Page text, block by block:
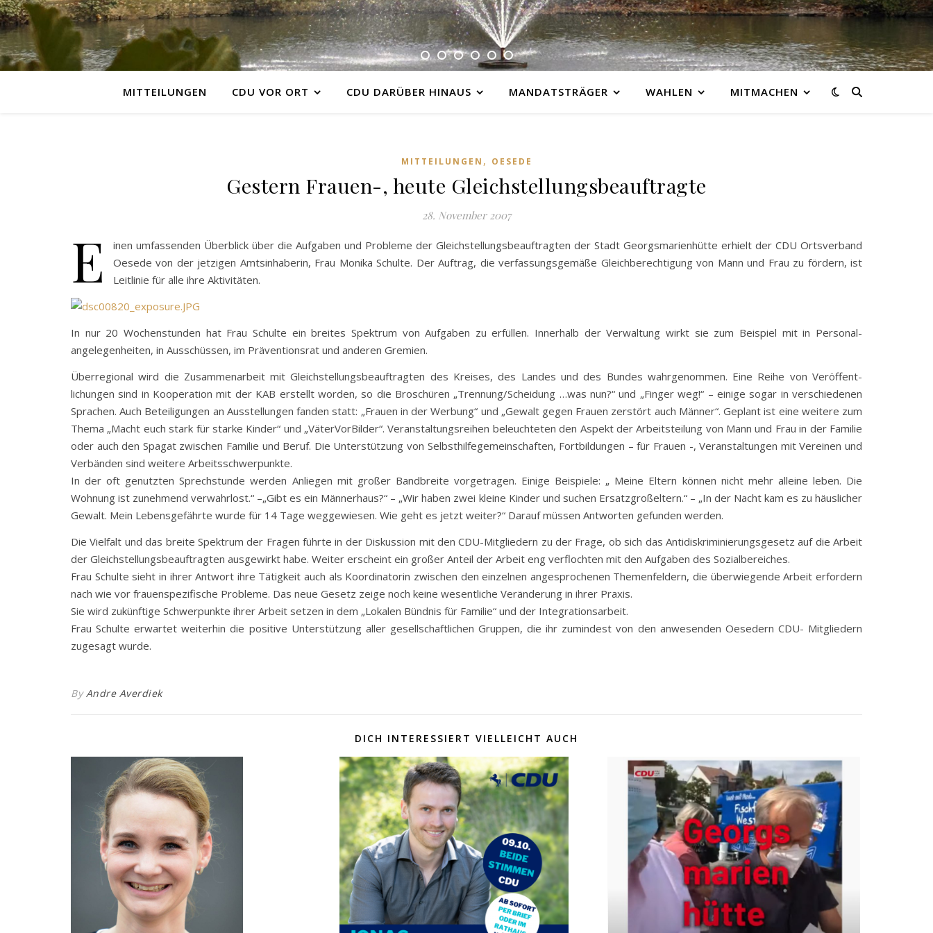
MITTEILUNGEN CDU VOR ORT CDU DARÜBER HINAUS MANDATSTRÄGER WAHLEN MITMACHEN
MITTEILUNGEN , OESEDE
Gestern Frauen-, heute Gleichstellungsbeauftragte
28. November 2007
E
inen umfassenden Überblick über die Aufgaben und Probleme der Gleichstellungsbeauftragten der Stadt Georgsmarienhütte erhielt der CDU Ortsverband
Oesede von der jetzigen Amtsinhaberin, Frau Monika Schulte. Der Auftrag, die verfassungsgemäße Gleichberechtigung von Mann und Frau zu fördern, ist
Leitlinie für alle ihre Aktivitäten.
In nur 20 Wochenstunden hat Frau Schulte ein breites Spektrum von Aufgaben zu erfüllen. Innerhalb der Verwaltung wirkt sie zum Beispiel mit in Personal-
angelegenheiten, in Ausschüssen, im Präventionsrat und anderen Gremien.
Überregional wird die Zusammenarbeit mit Gleichstellungsbeauftragten des Kreises, des Landes und des Bundes wahrgenommen. Eine Reihe von Veröffent-
lichungen sind in Kooperation mit der KAB erstellt worden, so die Broschüren „Trennung/Scheidung …was nun?“ und „Finger weg!“ – einige sogar in verschiedenen
Sprachen. Auch Beteiligungen an Ausstellungen fanden statt: „Frauen in der Werbung“ und „Gewalt gegen Frauen zerstört auch Männer“. Geplant ist eine weitere zum
Thema „Macht euch stark für starke Kinder“ und „VäterVorBilder“. Veranstaltungsreihen beleuchteten den Aspekt der Arbeitsteilung von Mann und Frau in der Familie
oder auch den Spagat zwischen Familie und Beruf. Die Unterstützung von Selbsthilfegemeinschaften, Fortbildungen – für Frauen -, Veranstaltungen mit Vereinen und
Verbänden sind weitere Arbeitsschwerpunkte.
In der oft genutzten Sprechstunde werden Anliegen mit großer Bandbreite vorgetragen. Einige Beispiele: „ Meine Eltern können nicht mehr alleine leben. Die
Wohnung ist zunehmend verwahrlost.“ –„Gibt es ein Männerhaus?“ – „Wir haben zwei kleine Kinder und suchen Ersatzgroßeltern.“ – „In der Nacht kam es zu häuslicher
Gewalt. Mein Lebensgefährte wurde für 14 Tage weggewiesen. Wie geht es jetzt weiter?“ Darauf müssen Antworten gefunden werden.
Die Vielfalt und das breite Spektrum der Fragen führte in der Diskussion mit den CDU-Mitgliedern zu der Frage, ob sich das Antidiskriminierungsgesetz auf die Arbeit
der Gleichstellungsbeauftragten ausgewirkt habe. Weiter erscheint ein großer Anteil der Arbeit eng verflochten mit den Aufgaben des Sozialbereiches.
Frau Schulte sieht in ihrer Antwort ihre Tätigkeit auch als Koordinatorin zwischen den einzelnen angesprochenen Themenfeldern, die überwiegende Arbeit erfordern
nach wie vor frauenspezifische Probleme. Das neue Gesetz zeige noch keine wesentliche Veränderung in ihrer Praxis.
Sie wird zukünftige Schwerpunkte ihrer Arbeit setzen in dem „Lokalen Bündnis für Familie“ und der Integrationsarbeit.
Frau Schulte erwartet weiterhin die positive Unterstützung aller gesellschaftlichen Gruppen, die ihr zumindest von den anwesenden Oesedern CDU- Mitgliedern
zugesagt wurde.
ByAndre Averdiek
DICH INTERESSIERT VIELLEICHT AUCH